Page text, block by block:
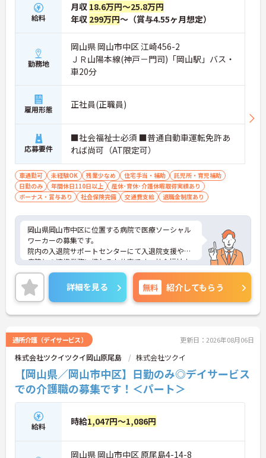
子育て世代も働きやすい職場です
・育休取得率100％
・育児時短勤務制度あり
・子の看護休暇制度あり
→ ライフステージに合わせて長く働きやすい環境で
す♪
■ 福利厚生と休暇制度が充実
・託児施設あり
・リフレッシュ休暇、バースデー休暇あり
す♪
給料
月収 18.6万円～25.8万円
年収 299万円～（賞与4.55ヶ月想定）
勤務地
岡山県 岡山市中区 江崎456-2
ＪＲ山陽本線(神戸－門司)「岡山駅」バス・
車20分
雇用形態 正社員(正職員)
応募要件
■社会福祉士必須 ■普通自動車運転免許あ
れば尚可（AT限定可）
車通勤可 未経験OK 残業少なめ 住宅手当・補助
託児所・育児補助
日勤のみ
年間休日110日以上
産休･育休･介護休暇取得実績あり
ボーナス・賞与あり
社会保険完備 交通費支給 退職金制度あり
岡山県岡山市中区に位置する病院で医療ソーシャル
ワーカーの募集です。
院内の入退院サポートセンターにて入退院支援や他
病院との連携業務に携わるお仕事です。社会福祉士
資格を活かしながら、未経験の方も丁寧な指導のも
とでスタートできます。時間外労働がなく、年間休
日115日を確保しているため、ワークライフバラン
スを大切にした働き方が可能です。託児施設や子育
て支援制度も整っており、長く安定して勤務しやす
トなどさらに詳細をお話いたしますので、お気軽に
ご相談ください。
■ 未経験から学べる支援体制
未経験者も安心して働ける環境です
・社会福祉士資格が必須
・経験不問
・丁寧な指導体制あり
→ 医療分野で新たなキャリア形成を目指せます♪
詳細を見る 無料 紹介してもらう
通所介護（デイサービス） 更新日：2026年08月06日
株式会社ツクイツクイ岡山原尾島 株式会社ツクイ
【岡山県／岡山市中区】日勤のみ◎デイサービス
での介護職の募集です！＜パート＞
給料 時給1,047円～1,086円
岡山県 岡山市中区 原尾島4-14-8